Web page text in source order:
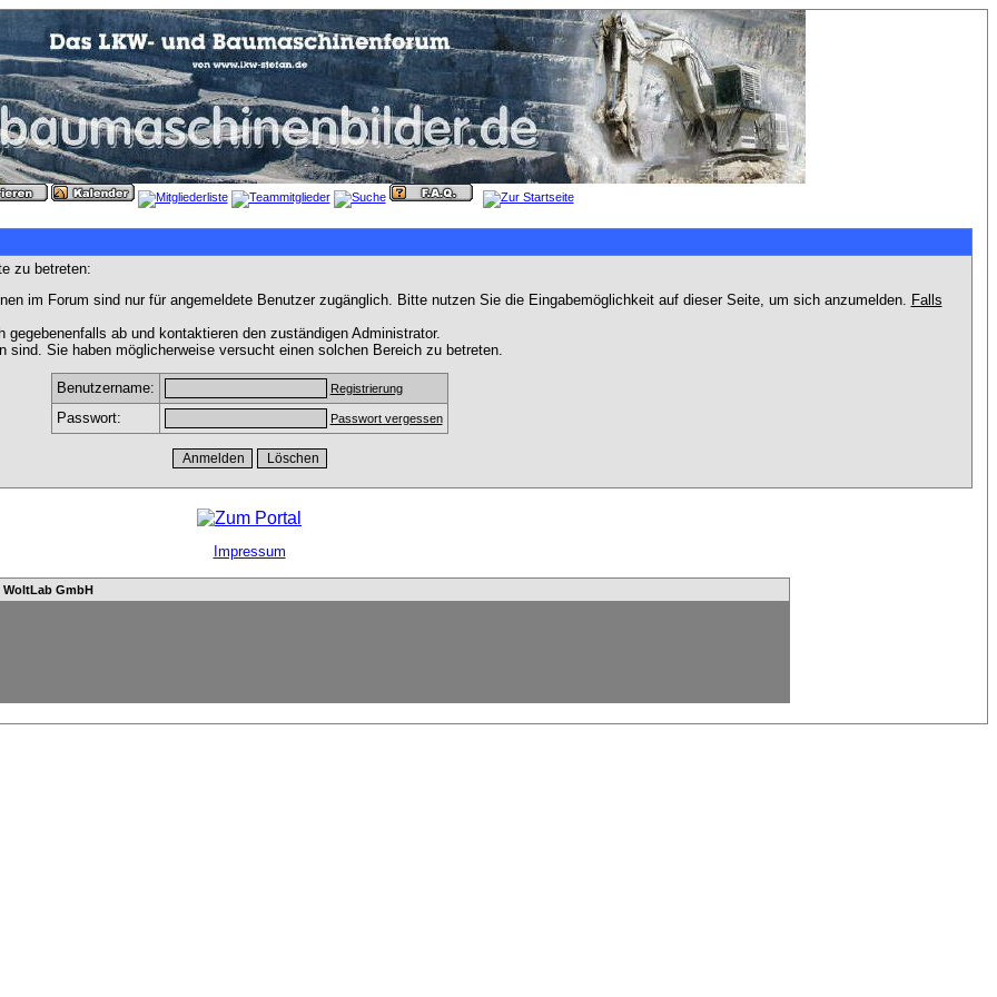
zu betreten:
im Forum sind nur für angemeldete Benutzer zugänglich. Bitte nutzen Sie die Eingabemöglichkeit auf dieser Seite, um sich anzumelden. Falls
ab und kontaktieren den zuständigen Administrator.
Sie haben möglicherweise versucht einen solchen Bereich zu betreten.
Benutzername: Registrierung
Passwort: Passwort vergessen
Impressum
WoltLab GmbH